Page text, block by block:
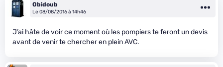
Obidoub
Le 08/08/2016 à 14h46
J’ai hâte de voir ce moment où les pompiers te feront un devis
avant de venir te chercher en plein AVC.